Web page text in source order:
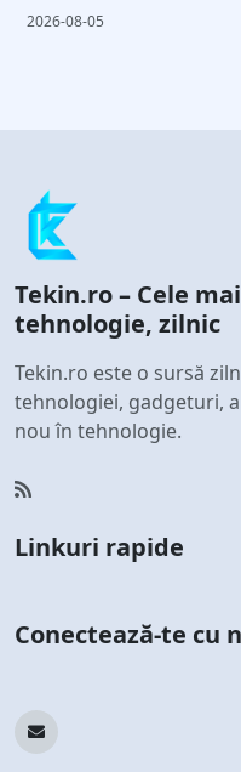
2026-08-05
Tekin.ro – Cele
tehnologie, zilnic
Tekin.ro este o sursă
tehnologiei, gadgeturi,
nou în tehnologie.
Linkuri rapide
Conectează-te cu